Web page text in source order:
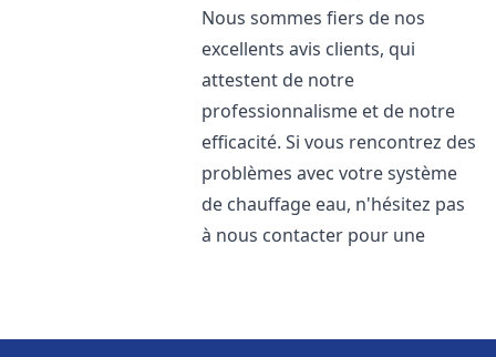
Nous sommes fiers de nos
excellents avis clients, qui
attestent de notre
professionnalisme et de notre
efficacité. Si vous rencontrez des
problèmes avec votre système
de chauffage eau, n'hésitez pas
à nous contacter pour une